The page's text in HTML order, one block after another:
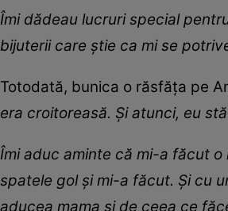
Îmi dădeau lucruri special
bijuterii care știe ca mi se
Totodată, bunica o răsfăța pe
era croitoreasă. Și atunci, eu
Îmi aduc aminte că mi-a făcut
spatele gol și mi-a făcut. Și cu
aducea mama și de ceea ce